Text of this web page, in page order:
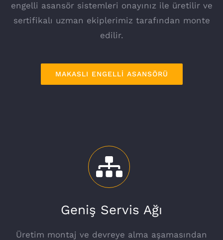
engelli asansör sistemleri onayınız ile üretilir ve
sertifikalı uzman ekiplerimiz tarafından monte
edilir.
MAKASLI ENGELLİ ASANSÖRÜ
Geniş Servis Ağı
Üretim montaj ve devreye alma aşamasından